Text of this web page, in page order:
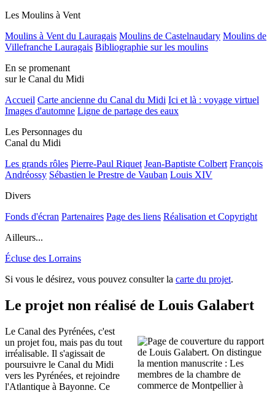
Les Moulins à Vent
Moulins à Vent du Lauragais Moulins de Castelnaudary Moulins de
Villefranche Lauragais Bibliographie sur les moulins
En se promenant
sur le Canal du Midi
Accueil Carte ancienne du Canal du Midi Ici et là : voyage virtuel
Images d'automne Ligne de partage des eaux
Les Personnages du
Canal du Midi
Les grands rôles Pierre-Paul Riquet Jean-Baptiste Colbert François
Andréossy Sébastien le Prestre de Vauban Louis XIV
Divers
Fonds d'écran Partenaires Page des liens Réalisation et Copyright
Ailleurs...
Écluse des Lorrains
Si vous le désirez, vous pouvez consulter la carte du projet.
Le projet non réalisé de Louis Galabert
Le Canal des Pyrénées, c'est
un projet fou, mais pas du tout
irréalisable. Il s'agissait de
poursuivre le Canal du Midi
vers les Pyrénées, et rejoindre
l'Atlantique à Bayonne. Ce